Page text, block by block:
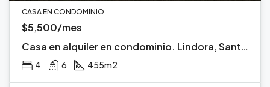
CASA EN CONDOMINIO
$5,500/mes
Casa en alquiler en condominio. Lindora, Santa Ana, San José.
4 6 455m2